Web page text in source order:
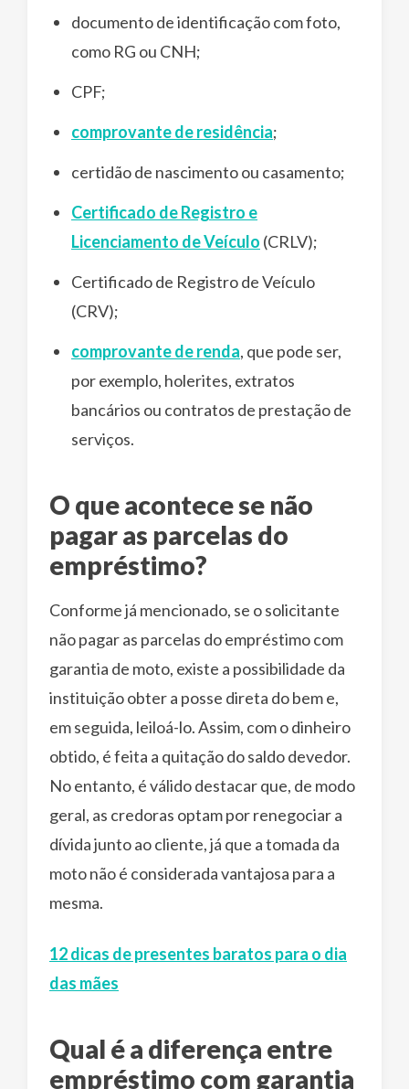
documento de identificação com foto,
como RG ou CNH;
CPF;
comprovante de residência;
certidão de nascimento ou casamento;
Certificado de Registro e
Licenciamento de Veículo (CRLV);
Certificado de Registro de Veículo
(CRV);
comprovante de renda, que pode ser,
por exemplo, holerites, extratos
bancários ou contratos de prestação de
serviços.
O que acontece se não
pagar as parcelas do
empréstimo?
Conforme já mencionado, se o solicitante
não pagar as parcelas do empréstimo com
garantia de moto, existe a possibilidade da
instituição obter a posse direta do bem e,
em seguida, leiloá-lo. Assim, com o dinheiro
obtido, é feita a quitação do saldo devedor.
No entanto, é válido destacar que, de modo
geral, as credoras optam por renegociar a
dívida junto ao cliente, já que a tomada da
moto não é considerada vantajosa para a
mesma.
12 dicas de presentes baratos para o dia
das mães
Qual é a diferença entre
empréstimo com garantia